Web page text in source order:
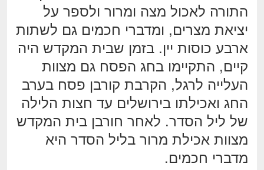
התורה לאכול מצה ומרור ולספר על
יציאת מצרים, ומדברי חכמים גם לשתות
ארבע כוסות יין. בזמן שבית המקדש היה
קיים, התקיימו בחג הפסח גם מצוות
העלייה לרגל, הקרבת קורבן פסח בערב
החג ואכילתו בירושלים עד חצות הלילה
של ליל הסדר. לאחר חורבן בית המקדש
מצוות אכילת מרור בליל הסדר היא
מדברי חכמים.